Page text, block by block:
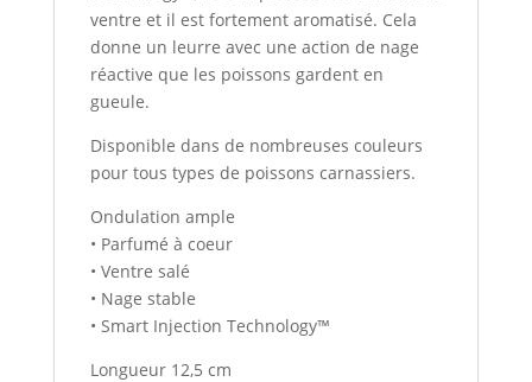
ventre et il est fortement aromatisé. Cela
donne un leurre avec une action de nage
réactive que les poissons gardent en
gueule.
Disponible dans de nombreuses couleurs
pour tous types de poissons carnassiers.
Ondulation ample
• Parfumé à coeur
• Ventre salé
• Nage stable
• Smart Injection Technology™
Longueur 12,5 cm